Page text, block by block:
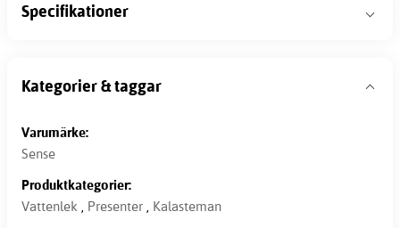
Specifikationer
Kategorier & taggar
Varumärke:
Sense
Produktkategorier:
Vattenlek , Presenter , Kalasteman